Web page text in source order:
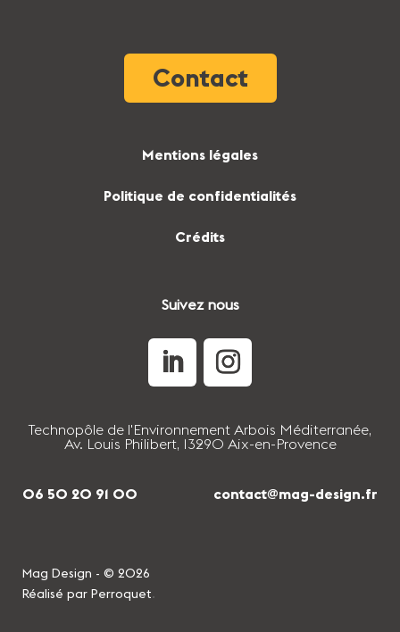
Contact
Mentions légales
Politique de confidentialités
Crédits
Suivez nous
Technopôle de l'Environnement Arbois Méditerranée,
Av. Louis Philibert, 13290 Aix-en-Provence
06 50 20 91 00 contact@mag-design.fr
Mag Design - © 2026
Réalisé par Perroquet.